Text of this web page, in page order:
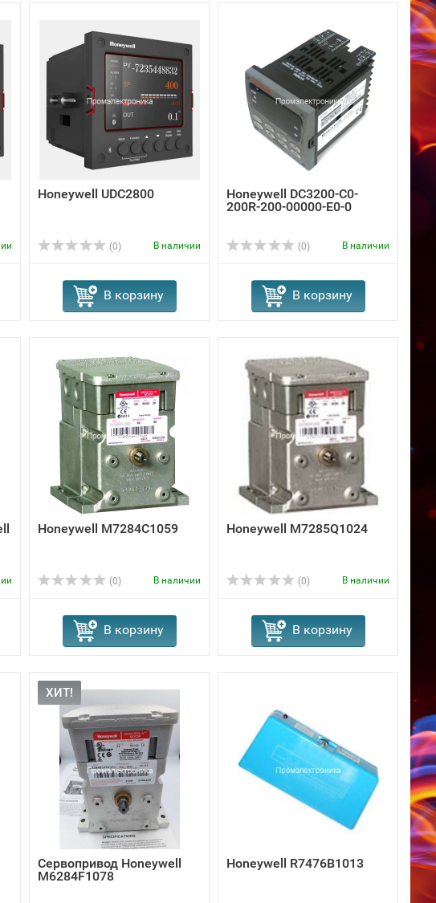
Honeywell UDC2800
(0) В наличии
В корзину
Honeywell DC3200-C0-
200R-200-00000-E0-0
(0) В наличии
В корзину
Honeywell M7284C1059
(0) В наличии
В корзину
Honeywell M7285Q1024
(0) В наличии
В корзину
ХИТ!
Сервопривод Honeywell
M6284F1078
Honeywell R7476B1013